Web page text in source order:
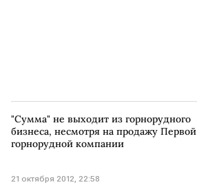
"Сумма" не выходит из горнорудного
бизнеса, несмотря на продажу Первой
горнорудной компании
21 октября 2012, 22:58